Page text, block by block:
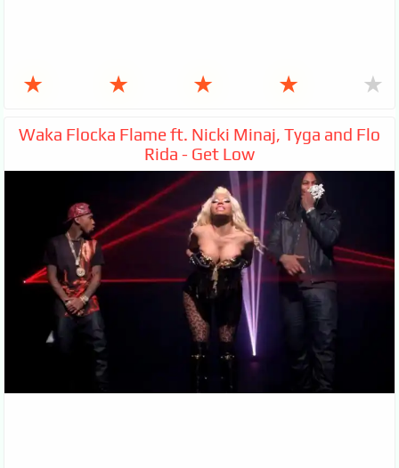
★ ★ ★ ★ ★
Waka Flocka Flame ft. Nicki Minaj, Tyga and Flo
Rida - Get Low